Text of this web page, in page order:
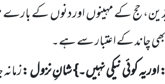
حج کے مہینوں اور دنوں کے بارے
چاند کے اعتبار سے ہے۔
: اوریہ کوئی نیکی نہیں۔}شانِ نزول :